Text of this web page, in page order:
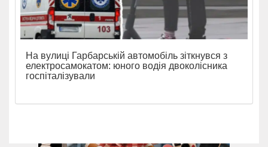
На вулиці Гарбарській автомобіль зіткнувся з
електросамокатом: юного водія двоколісника
госпіталізували